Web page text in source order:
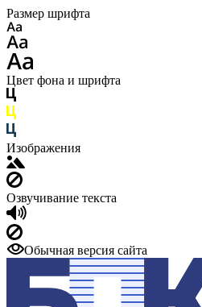
Размер шрифта
Цвет фона и шрифта
Изображения
Озвучивание текста
Обычная версия сайта